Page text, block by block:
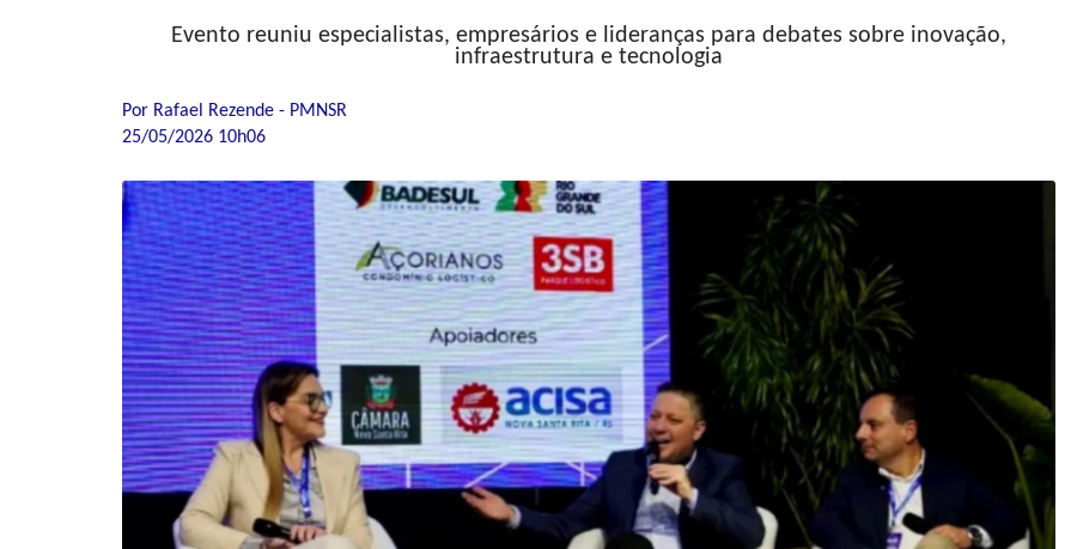
Evento reuniu especialistas, empresários e lideranças para debates sobre inovação,
infraestrutura e tecnologia
Por Rafael Rezende - PMNSR
25/05/2026 10h06